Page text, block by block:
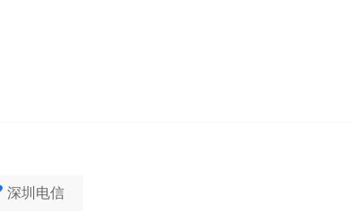
深圳电信